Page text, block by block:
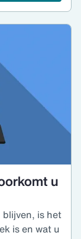
u
is het
is en wat u